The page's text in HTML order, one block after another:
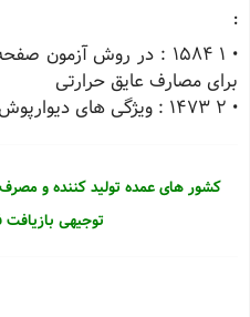
:
• 1 1584 : در روش
برای مصارف عایق حرارتی
• 2 1473 : ویژگی های دیوارپوش های پلی استایرن صنعتی ایران
کشور های عمده تولید کننده و
توجیهی